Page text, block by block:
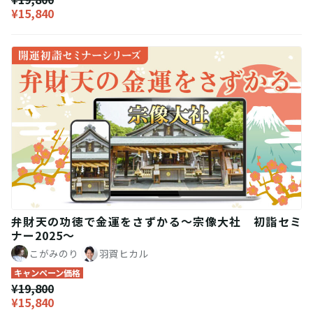
¥15,840
弁財天の功徳で金運をさずかる～宗像大社 初詣セミ
ナー2025～
こがみのり 羽賀ヒカル
キャンペーン価格
¥19,800
¥15,840